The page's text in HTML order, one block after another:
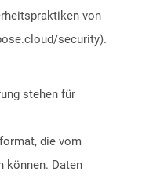
von
security).
stehen für
die vom
können. Daten